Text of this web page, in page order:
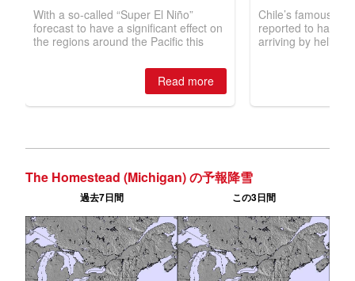
The Homestead (Michigan) の予報降雪
過去7日間 この3日間